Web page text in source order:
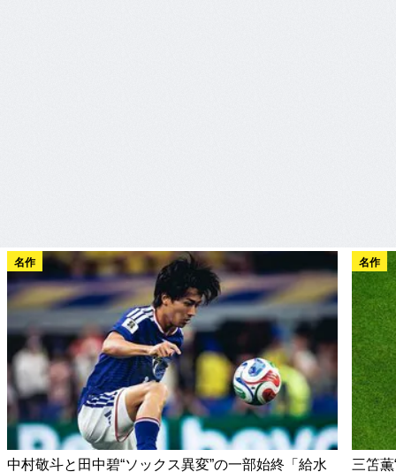
名作
中村敬斗と田中碧“ソックス異変”の一部始終「給水
名作
三笘